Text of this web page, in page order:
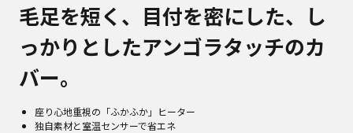
毛足を短く、目付を密にした、し
っかりとしたアンゴラタッチのカ
バー。
座り心地重視の「ふかふか」ヒーター
独自素材と室温センサーで省エネ